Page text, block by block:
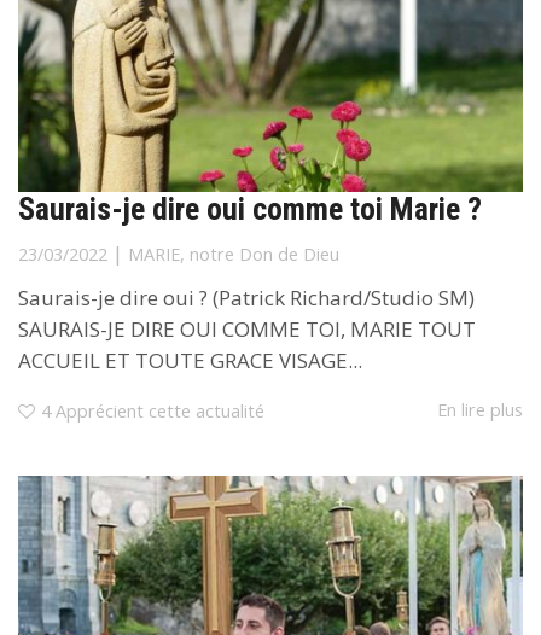
Saurais-je dire oui comme toi Marie ?
23/03/2022 | MARIE, notre Don de Dieu
Saurais-je dire oui ? (Patrick Richard/Studio SM)
SAURAIS-JE DIRE OUI COMME TOI, MARIE TOUT
ACCUEIL ET TOUTE GRACE VISAGE...
4 Apprécient cette actualité En lire plus